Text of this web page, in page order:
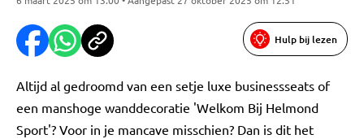
Hulp bij lezen
Altijd al gedroomd van een setje luxe businessseats of
een manshoge wanddecoratie 'Welkom Bij Helmond
Sport'? Voor in je mancave misschien? Dan is dit het